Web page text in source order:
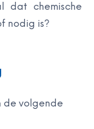
dat chemische
nodig is?
de volgende